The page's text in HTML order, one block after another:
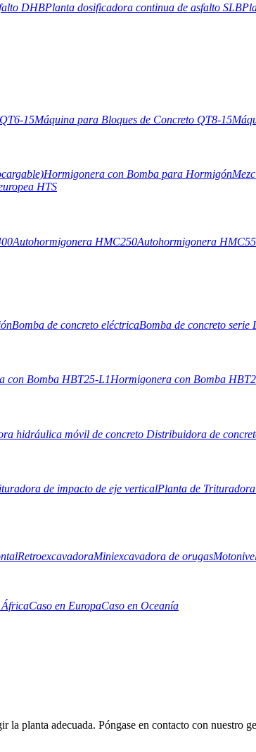
DHBPlanta dosificadora continua de asfalto SLB
15Máquina para Bloques de Concreto QT8-15
Hormigonera con Bomba para Hormigón
HTS
Autohormigonera HMC250Autohormigonera
Bomba de concreto eléctricaBomba de concreto serie
con Bomba HBT25-L1Hormigonera con Bomba
hidráulica móvil de concreto Distribuidora de
de impacto de eje verticalPlanta de
RetroexcavadoraMiniexcavadora de orugas
ÁfricaCaso en EuropaCaso en Oceanía
planta adecuada. Póngase en contacto con nuestro